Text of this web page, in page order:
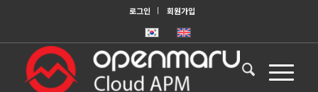
로그인 회원가입